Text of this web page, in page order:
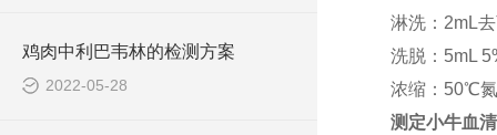
鸡肉中利巴韦林的检测方案
2022-05-28
淋洗：2mL
洗脱：5mL
浓缩：50℃
测定小牛血